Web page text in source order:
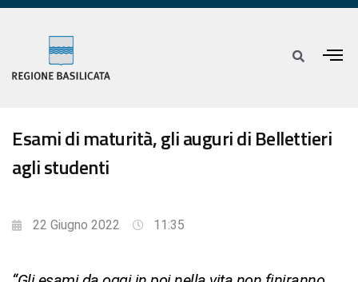
Esami di maturità, gli auguri di Bellettieri
agli studenti
22 Giugno 2022 11:35